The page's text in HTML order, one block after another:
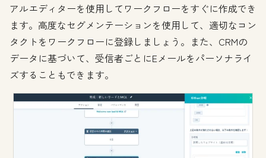
アルエディターを使用してワークフローをすぐに作成でき
ます。高度なセグメンテーションを使用して、適切なコン
タクトをワークフローに登録しましょう。また、CRMの
データに基づいて、受信者ごとにEメールをパーソナライ
ズすることもできます。